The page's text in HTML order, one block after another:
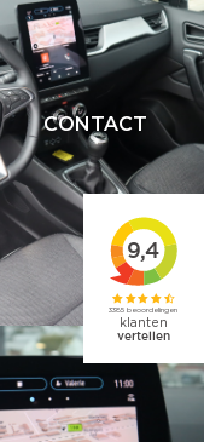
CONTACT